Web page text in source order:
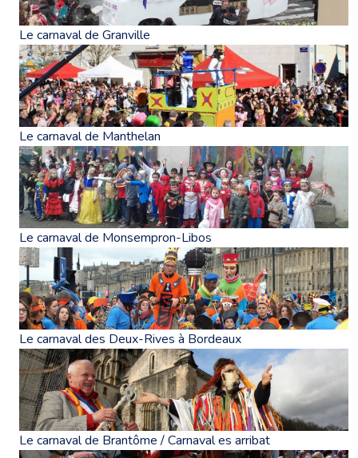
Le carnaval de Granville
Le carnaval de Manthelan
Le carnaval de Monsempron-Libos
Le carnaval des Deux-Rives à Bordeaux
Le carnaval de Brantôme / Carnaval es arribat